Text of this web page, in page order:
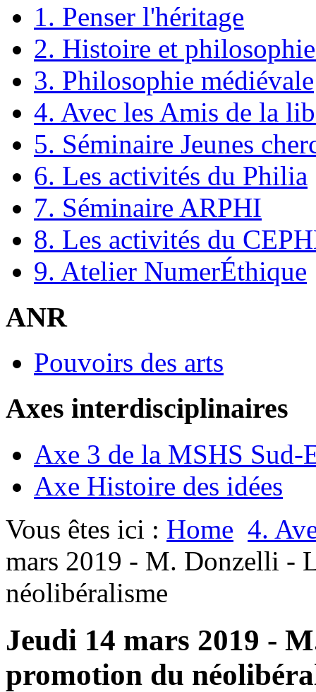
1. Penser l'héritage
2. Histoire et philosophie
3. Philosophie médiévale
4. Avec les Amis de la
5. Séminaire Jeunes
6. Les activités du Philia
7. Séminaire ARPHI
8. Les activités du
9. Atelier NumerÉthique
ANR
Pouvoirs des arts
Axes interdisciplinaires
Axe 3 de la MSHS Sud-
Axe Histoire des idées
Vous êtes ici : Home 4.
mars 2019 - M. Donzelli -
néolibéralisme
Jeudi 14 mars 2019 -
promotion du